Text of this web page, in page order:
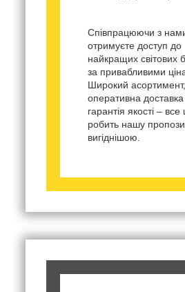
Співпрацюючи з
отримуєте доступ до
найкращих світових
за привабливими
Широкий асортимент,
оперативна доставка
гарантія якості – все
робить нашу
вигіднішою.